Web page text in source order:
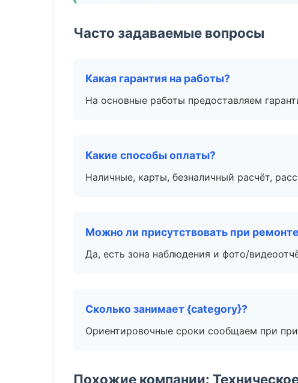
Часто задаваемые вопросы
Какая гарантия на работы?
На основные работы предоставляем
Какие способы оплаты?
Наличные, карты, безналичный расчёт,
Можно ли присутствовать при
Да, есть зона наблюдения и фото/
Сколько занимает {category}?
Ориентировочные сроки сообщаем при
Похожие компании: